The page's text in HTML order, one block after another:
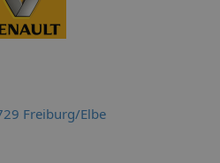
Freiburg/Elbe